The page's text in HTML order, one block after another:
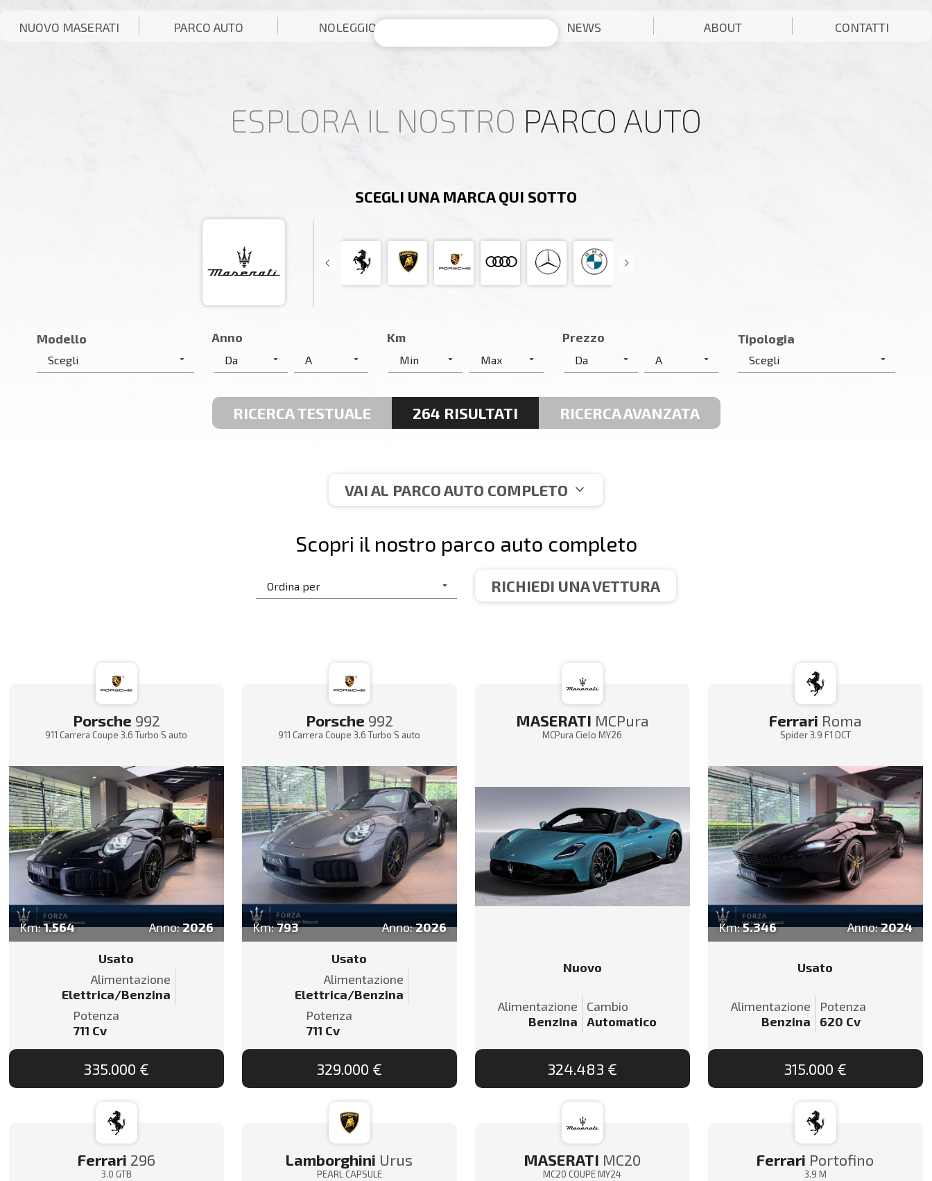
NUOVO MASERATI PARCO AUTO NOLEGGIO NEWS ABOUT CONTATTI
ESPLORA IL NOSTRO PARCO AUTO
SCEGLI UNA MARCA QUI SOTTO
Modello Anno Km Prezzo Tipologia
RICERCA TESTUALE 264 RISULTATI RICERCA AVANZATA
VAI AL PARCO AUTO COMPLETO expand_more
Scopri il nostro parco auto completo
RICHIEDI UNA VETTURA
Porsche 992
911 Carrera Coupe 3.6 Turbo S auto
Km:1.564 Anno:2026
Usato
Alimentazione
Elettrica/Benzina
Potenza
711 Cv
335.000 €
Porsche 992
911 Carrera Coupe 3.6 Turbo S auto
Km:793 Anno:2026
Usato
Alimentazione
Elettrica/Benzina
Potenza
711 Cv
329.000 €
MASERATI MCPura
MCPura Cielo MY26
Nuovo
Alimentazione
Benzina
Cambio
Automatico
324.483 €
Ferrari Roma
Spider 3.9 F1 DCT
Km:5.346 Anno:2024
Usato
Alimentazione
Benzina
Potenza
620 Cv
315.000 €
Ferrari 296
3.0 GTB
Lamborghini Urus
PEARL CAPSULE
MASERATI MC20
MC20 COUPE MY24
Ferrari Portofino
3.9 M